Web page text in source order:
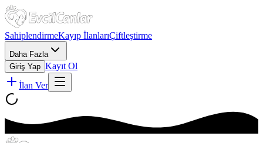
SahiplendirmeKayıp İlanlarıÇiftleştirme
Daha Fazla
Giriş Yap Kayıt Ol
İlan Ver